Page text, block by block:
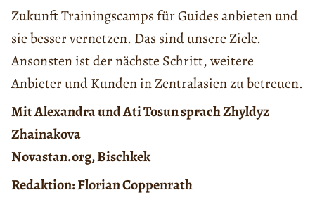
Zukunft Trainingscamps für Guides anbieten und
sie besser vernetzen. Das sind unsere Ziele.
Ansonsten ist der nächste Schritt, weitere
Anbieter und Kunden in Zentralasien zu betreuen.
Mit Alexandra und Ati Tosun sprach Zhyldyz
Zhainakova
Novastan.org, Bischkek
Redaktion: Florian Coppenrath